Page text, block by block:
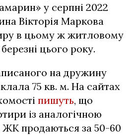
у серпні 2022
Вікторія Маркова
в цьому ж житловому
цього року.
на дружину
75 кв. м. На сайтах
пишуть, що
із аналогічною
продаються за 50-60